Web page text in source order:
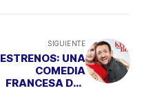
SIGUIENTE
ESTRENOS: UNA
COMEDIA
FRANCESA DEL